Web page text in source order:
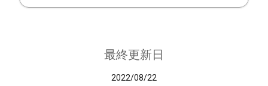
最終更新日
2022/08/22